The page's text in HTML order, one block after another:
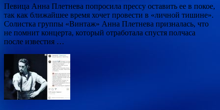
Певица Анна Плетнева попросила прессу оставить ее в покое,
так как ближайшее время хочет провести в «личной тишине».
Солистка группы «Винтаж» Анна Плетнева призналась, что
не помнит концерта, который отработала спустя полчаса
после известия …